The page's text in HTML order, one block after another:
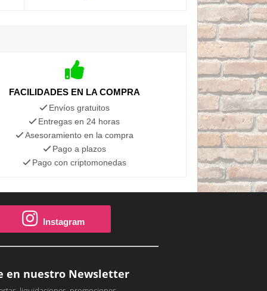
FACILIDADES EN LA COMPRA
Envíos gratuitos
Entregas en 24 horas
Asesoramiento en la compra
Pago a plazos
Pago con criptomonedas
Instagram
en nuestro Newsletter